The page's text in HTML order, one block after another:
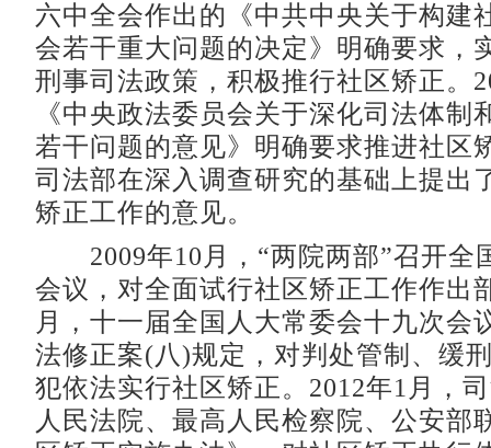
六中全会作出的《中共中央关于构建
会若干重大问题的决定》明确要求，
刑事司法政策，积极推行社区矫正。
《中央政法委员会关于深化司法体制
若干问题的意见》明确要求推进社区
司法部在深入调查研究的基础上提出
矫正工作的意见。
2009年10月，“两院两部”召开全
会议，对全面试行社区矫正工作作出
月，十一届全国人大常委会十九次会
法修正案(八)规定，对判处管制、缓
犯依法实行社区矫正。2012年1月，
人民法院、最高人民检察院、公安部